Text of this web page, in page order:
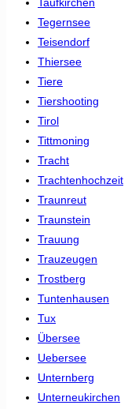
Tegernsee
Teisendorf
Thiersee
Tiere
Tiershooting
Tirol
Tittmoning
Tracht
Trachtenhochzeit
Traunreut
Traunstein
Trauung
Trauzeugen
Trostberg
Tuntenhausen
Tux
Übersee
Uebersee
Unternberg
Unterneukirchen